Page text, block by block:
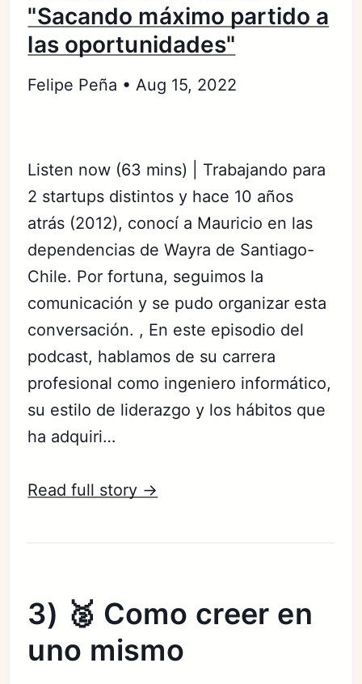
"Sacando máximo partido a
las oportunidades"
Felipe Peña • Aug 15, 2022
Listen now (63 mins) | Trabajando para
2 startups distintos y hace 10 años
atrás (2012), conocí a Mauricio en las
dependencias de Wayra de Santiago-
Chile. Por fortuna, seguimos la
comunicación y se pudo organizar esta
conversación. , En este episodio del
podcast, hablamos de su carrera
profesional como ingeniero informático,
su estilo de liderazgo y los hábitos que
ha adquiri…
Read full story →
3) 🥈 Como creer en
uno mismo